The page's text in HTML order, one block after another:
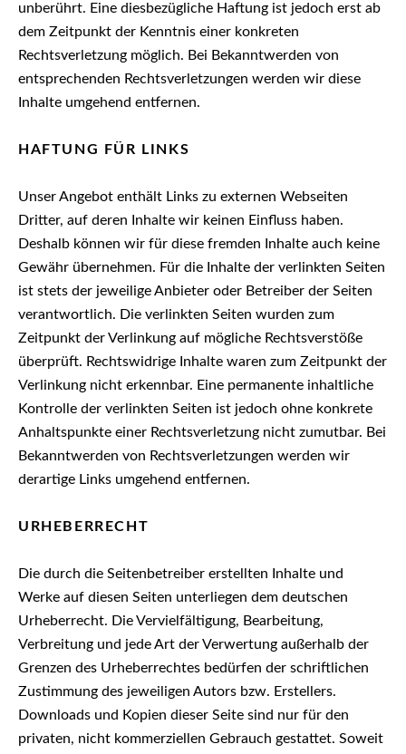
unberührt. Eine diesbezügliche Haftung ist jedoch erst ab
dem Zeitpunkt der Kenntnis einer konkreten
Rechtsverletzung möglich. Bei Bekanntwerden von
entsprechenden Rechtsverletzungen werden wir diese
Inhalte umgehend entfernen.
HAFTUNG FÜR LINKS
Unser Angebot enthält Links zu externen Webseiten
Dritter, auf deren Inhalte wir keinen Einfluss haben.
Deshalb können wir für diese fremden Inhalte auch keine
Gewähr übernehmen. Für die Inhalte der verlinkten Seiten
ist stets der jeweilige Anbieter oder Betreiber der Seiten
verantwortlich. Die verlinkten Seiten wurden zum
Zeitpunkt der Verlinkung auf mögliche Rechtsverstöße
überprüft. Rechtswidrige Inhalte waren zum Zeitpunkt der
Verlinkung nicht erkennbar. Eine permanente inhaltliche
Kontrolle der verlinkten Seiten ist jedoch ohne konkrete
Anhaltspunkte einer Rechtsverletzung nicht zumutbar. Bei
Bekanntwerden von Rechtsverletzungen werden wir
derartige Links umgehend entfernen.
URHEBERRECHT
Die durch die Seitenbetreiber erstellten Inhalte und
Werke auf diesen Seiten unterliegen dem deutschen
Urheberrecht. Die Vervielfältigung, Bearbeitung,
Verbreitung und jede Art der Verwertung außerhalb der
Grenzen des Urheberrechtes bedürfen der schriftlichen
Zustimmung des jeweiligen Autors bzw. Erstellers.
Downloads und Kopien dieser Seite sind nur für den
privaten, nicht kommerziellen Gebrauch gestattet. Soweit